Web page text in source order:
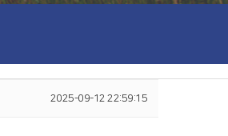
2025-09-12 22:59:15